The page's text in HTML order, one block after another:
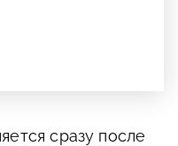
сразу после